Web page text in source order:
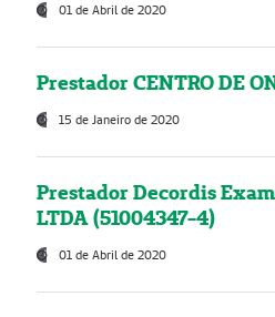
01 de Abril de 2020
Prestador CENTRO DE
15 de Janeiro de 2020
Prestador Decordis
LTDA (51004347-4)
01 de Abril de 2020